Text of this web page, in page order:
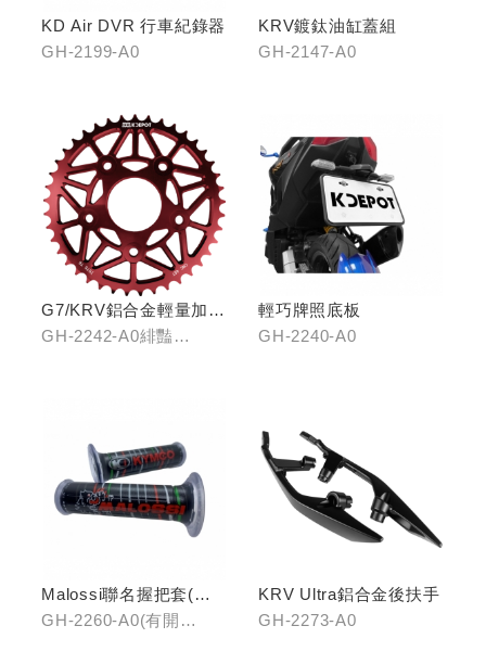
KD Air DVR 行車紀錄器
GH-2199-A0
KRV鍍鈦油缸蓋組
GH-2147-A0
G7/KRV鋁合金輕量加大
齒盤40T
GH-2242-A0緋豔
輕巧牌照底板
GH-2240-A0
Malossi聯名握把套(有
開口)/(無開口)
GH-2260-A0(有開
KRV Ultra鋁合金後扶手
GH-2273-A0